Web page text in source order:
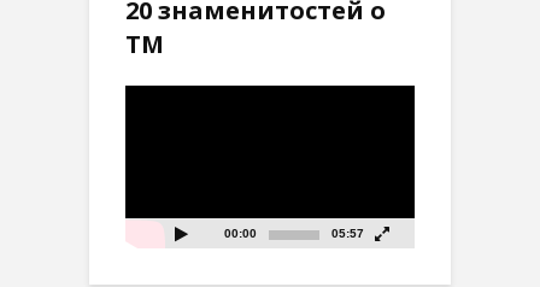
20 знаменитостей о
ТМ
00:00 05:57